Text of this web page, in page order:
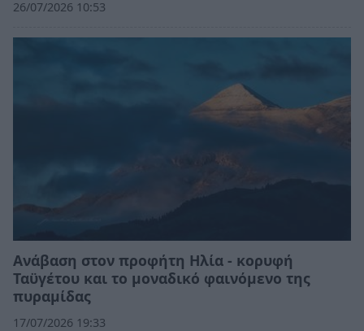
26/07/2026 10:53
Ανάβαση στον προφήτη Ηλία - κορυφή
Ταϋγέτου και το μοναδικό φαινόμενο της
πυραμίδας
17/07/2026 19:33